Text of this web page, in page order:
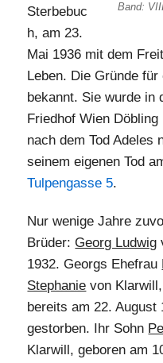
Band:
Sterbebuc
h, am 23.
Mai 1936 mit dem
Leben. Die Gründe
bekannt. Sie wurde in
Friedhof Wien
nach dem Tod Adeles
seinem eigenen Tod
Tulpengasse 5.
Nur wenige Jahre
Brüder:Georg Ludwig
1932. Georgs Ehefrau
Stephanie von
bereits am 22. August
gestorben. Ihr Sohn
Klarwill, geboren am